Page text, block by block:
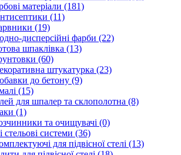
матеріали (181)
(11)
(19)
дисперсійні фарби (22)
шпаклівка (13)
(60)
штукатурка (23)
до бетону (9)
(15)
для шпалер та склополотна (8)
(1)
та очищувачі (0)
стельові системи (36)
для підвісної стелі (13)